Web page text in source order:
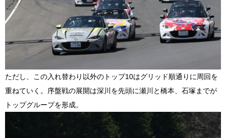
ただし、この入れ替わり以外のトップ10はグリッド順通りに周回を
重ねていく。序盤戦の展開は深川を先頭に瀬川と橋本、石塚までが
トップグループを形成。